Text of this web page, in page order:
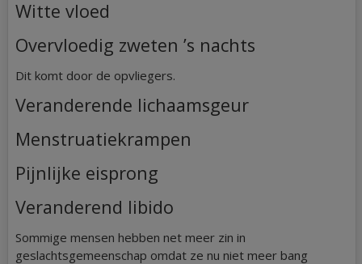
Witte vloed
Overvloedig zweten ’s nachts
Dit komt door de opvliegers.
Veranderende lichaamsgeur
Menstruatiekrampen
Pijnlijke eisprong
Veranderend libido
Sommige mensen hebben net meer zin in
geslachtsgemeenschap omdat ze nu niet meer bang